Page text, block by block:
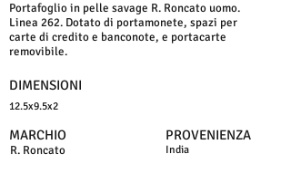
Portafoglio in pelle savage R. Roncato uomo.
Linea 262. Dotato di portamonete, spazi per
carte di credito e banconote, e portacarte
removibile.
DIMENSIONI
12.5x9.5x2
MARCHIO
R. Roncato
PROVENIENZA
India